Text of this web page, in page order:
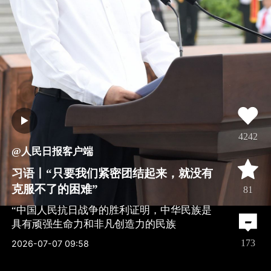
@人民日报客户端
习语丨“只要我们紧密团结起来，就没有
克服不了的困难”
“中国人民抗日战争的胜利证明，中华民族是
具有顽强生命力和非凡创造力的民族
全文
2026-07-07 09:58
4242
81
173